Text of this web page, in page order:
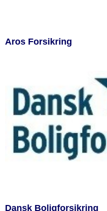
Aros Forsikring
Dansk Boligforsikring